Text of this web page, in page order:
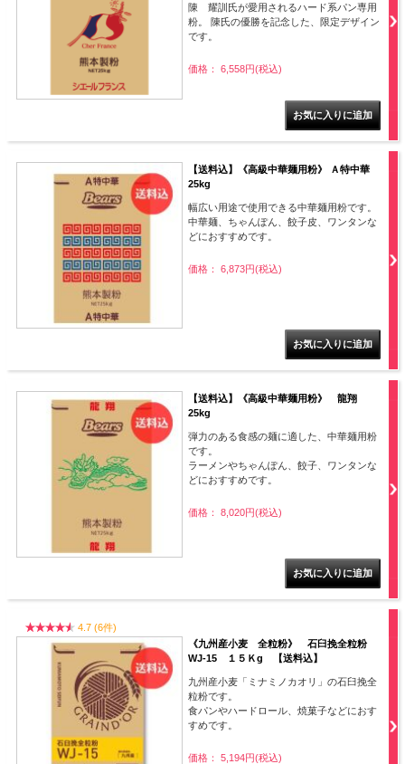
陳 耀訓氏が愛用されるハード系パン専用
粉。 陳氏の優勝を記念した、限定デザイン
です。
価格： 6,558円(税込)
【送料込】《高級中華麺用粉》 Ａ特中華
25kg
幅広い用途で使用できる中華麺用粉です。
中華麺、ちゃんぽん、餃子皮、ワンタンな
どにおすすめです。
価格： 6,873円(税込)
【送料込】《高級中華麺用粉》 龍翔
25kg
弾力のある食感の麺に適した、中華麺用粉
です。
ラーメンやちゃんぽん、餃子、ワンタンな
どにおすすめです。
価格： 8,020円(税込)
4.7 (6件)
《九州産小麦 全粒粉》 石臼挽全粒粉
WJ-15 １５Ｋg 【送料込】
九州産小麦「ミナミノカオリ」の石臼挽全
粒粉です。
食パンやハードロール、焼菓子などにおす
すめです。
価格： 5,194円(税込)